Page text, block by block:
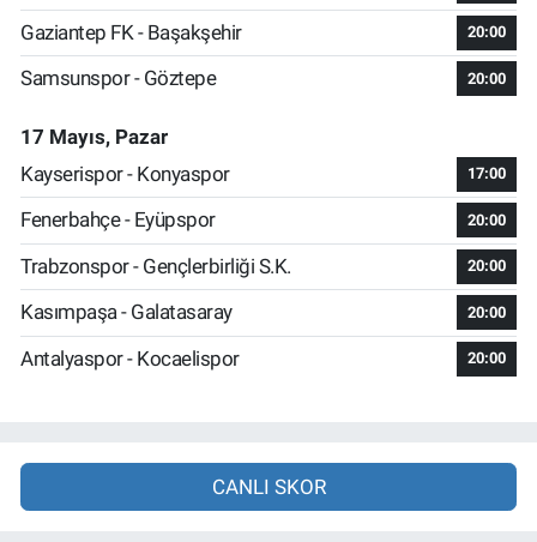
Gaziantep FK - Başakşehir 20:00
Samsunspor - Göztepe 20:00
17 Mayıs, Pazar
Kayserispor - Konyaspor
17:00
Fenerbahçe - Eyüpspor 20:00
Trabzonspor - Gençlerbirliği S.K. 20:00
Kasımpaşa - Galatasaray 20:00
Antalyaspor - Kocaelispor 20:00
CANLI SKOR